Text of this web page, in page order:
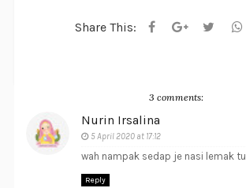
Share This:
3 comments:
Nurin Irsalina
5 April 2020 at 17:12
wah nampak sedap je nasi lemak tu
Reply